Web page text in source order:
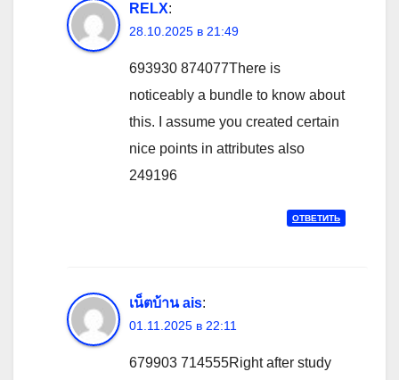
RELX:
28.10.2025 в 21:49
693930 874077There is
noticeably a bundle to know about
this. I assume you created certain
nice points in attributes also
249196
ОТВЕТИТЬ
เน็ตบ้าน ais:
01.11.2025 в 22:11
679903 714555Right after study